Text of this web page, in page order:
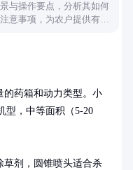
与操作要点，分析其如何
意事项，为农户提供有价
的药箱和动力类型。小
型，中等面积（5-20
草剂，圆锥喷头适合杀